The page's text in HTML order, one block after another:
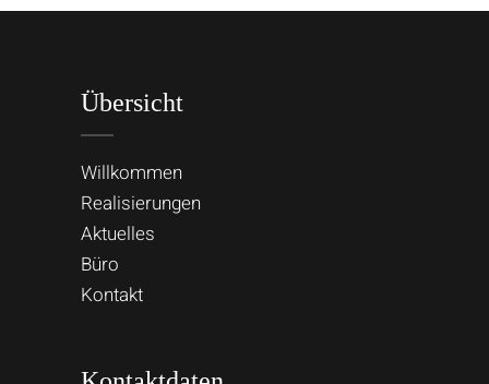
Übersicht
Willkommen
Realisierungen
Aktuelles
Büro
Kontakt